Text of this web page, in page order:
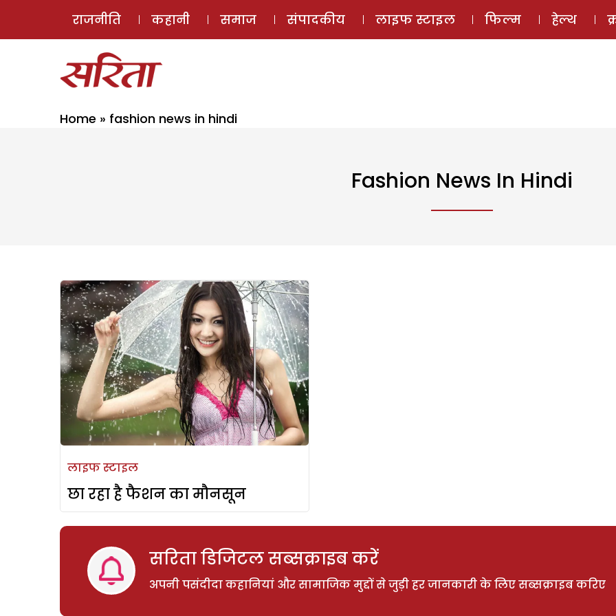
ई-मैगज़ीन
राजनीति कहानी समाज संपादकीय लाइफ स्टाइल फिल्म हेल्थ
Home » fashion news in hindi
Fashion News In Hindi
लाइफ स्टाइल
छा रहा है फैशन का मौनसून
सरिता डिजिटल सब्सक्राइब करें
अपनी पसंदीदा कहानियां और सामाजिक मुद्दों से जुड़ी हर जानकारी के लिए सब्सक्राइब करिए